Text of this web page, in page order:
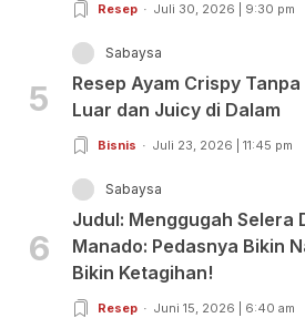
Resep Juli 30, 2026 | 9:30 pm
5
Sabaysa
Resep Ayam Crispy
Luar dan Juicy di Dalam
Bisnis Juli 23, 2026 | 11:45 pm
6
Sabaysa
Judul: Menggugah Selera
Manado: Pedasnya Bikin
Bikin Ketagihan!
Resep Juni 15, 2026 | 6:40 am